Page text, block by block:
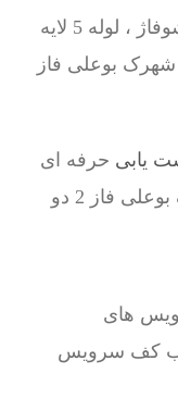
تعمیر لوله کشی پکیج و رادیاتور ، شوفاژ ، لوله 5 لایه
بوعلی فاز
یابی حرفه ای
فاز 2 دو
های
کف سرویس